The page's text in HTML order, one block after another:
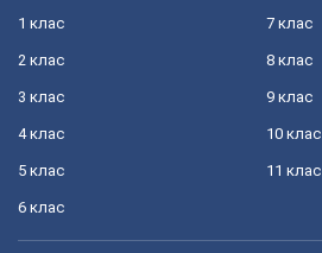
1 клас
2 клас
3 клас
4 клас
5 клас
6 клас
7 клас
8 клас
9 клас
10 клас
11 клас